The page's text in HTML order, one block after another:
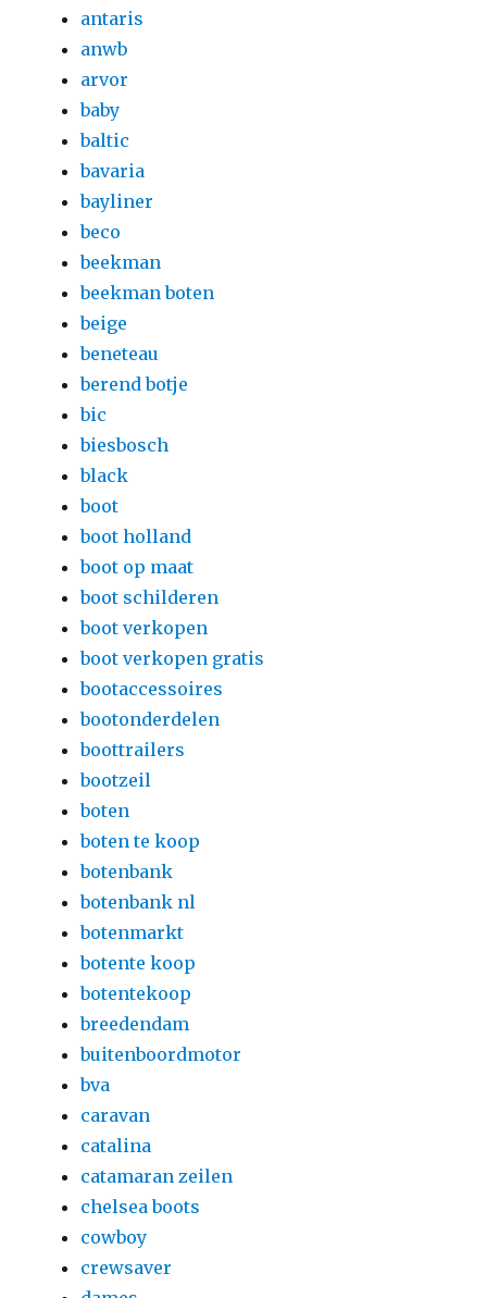
antaris
anwb
arvor
baby
baltic
bavaria
bayliner
beco
beekman
beekman boten
beige
beneteau
berend botje
bic
biesbosch
black
boot
boot holland
boot op maat
boot schilderen
boot verkopen
boot verkopen gratis
bootaccessoires
bootonderdelen
boottrailers
bootzeil
boten
boten te koop
botenbank
botenbank nl
botenmarkt
botente koop
botentekoop
breedendam
buitenboordmotor
bva
caravan
catalina
catamaran zeilen
chelsea boots
cowboy
crewsaver